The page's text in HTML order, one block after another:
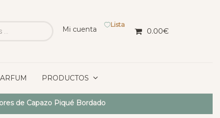
Mi cuenta
Lista
0.00€
PRODUCTOS
de Capazo Piqué Bordado